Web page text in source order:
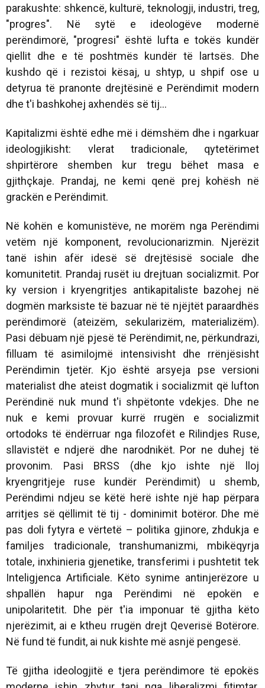
parakushte: shkencë, kulturë, teknologji, industri, treg,
"progres". Në sytë e ideologëve modernë
perëndimorë, "progresi" është lufta e tokës kundër
qiellit dhe e të poshtmës kundër të lartsës. Dhe
kushdo që i rezistoi kësaj, u shtyp, u shpif ose u
detyrua të pranonte drejtësinë e Perëndimit modern
dhe t'i bashkohej axhendës së tij…
Kapitalizmi është edhe më i dëmshëm dhe i ngarkuar
ideologjikisht: vlerat tradicionale, qytetërimet
shpirtërore shemben kur tregu bëhet masa e
gjithçkaje. Prandaj, ne kemi qenë prej kohësh në
grackën e Perëndimit.
Në kohën e komunistëve, ne morëm nga Perëndimi
vetëm një komponent, revolucionarizmin. Njerëzit
tanë ishin afër idesë së drejtësisë sociale dhe
komunitetit. Prandaj rusët iu drejtuan socializmit. Por
ky version i kryengritjes antikapitaliste bazohej në
dogmën marksiste të bazuar në të njëjtët paraardhës
perëndimorë (ateizëm, sekularizëm, materializëm).
Pasi dëbuam një pjesë të Perëndimit, ne, përkundrazi,
filluam të asimilojmë intensivisht dhe rrënjësisht
Perëndimin tjetër. Kjo është arsyeja pse versioni
materialist dhe ateist dogmatik i socializmit që lufton
Perëndinë nuk mund t'i shpëtonte vdekjes. Dhe ne
nuk e kemi provuar kurrë rrugën e socializmit
ortodoks të ëndërruar nga filozofët e Rilindjes Ruse,
sllavistët e ndjerë dhe narodnikët. Por ne duhej të
provonim. Pasi BRSS (dhe kjo ishte një lloj
kryengritjeje ruse kundër Perëndimit) u shemb,
Perëndimi ndjeu se këtë herë ishte një hap përpara
arritjes së qëllimit të tij - dominimit botëror. Dhe më
pas doli fytyra e vërtetë – politika gjinore, zhdukja e
familjes tradicionale, transhumanizmi, mbikëqyrja
totale, inxhinieria gjenetike, transferimi i pushtetit tek
Inteligjenca Artificiale. Këto synime antinjerëzore u
shpallën hapur nga Perëndimi në epokën e
unipolaritetit. Dhe për t'ia imponuar të gjitha këto
njerëzimit, ai e ktheu rrugën drejt Qeverisë Botërore.
Në fund të fundit, ai nuk kishte më asnjë pengesë.
Të gjitha ideologjitë e tjera perëndimore të epokës